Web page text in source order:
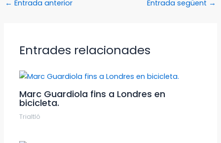
← Entrada anterior Entrada següent →
Entrades relacionades
Marc Guardiola fins a Londres en
bicicleta.
Trialtló